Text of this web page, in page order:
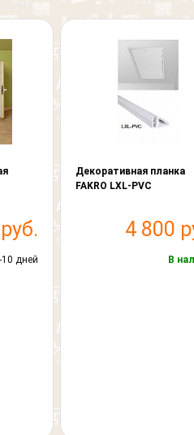
10 дней
Декоративная планка
FAKRO LXL-PVC
4 800
В